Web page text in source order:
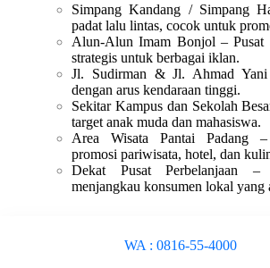
Simpang Kandang / Simpang
padat lalu lintas, cocok untuk
Alun-Alun Imam Bonjol – Pusat
strategis untuk berbagai iklan.
Jl. Sudirman & Jl. Ahmad Yani
dengan arus kendaraan tinggi.
Sekitar Kampus dan Sekolah
target anak muda dan mahasiswa.
Area Wisata Pantai Padang
promosi pariwisata, hotel, dan
Dekat Pusat Perbelanjaan
menjangkau konsumen lokal yang
WA : 0816-55-4000